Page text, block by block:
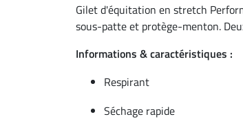
Gilet d'équitation en stretch
sous-patte et protège-menton.
Informations & caractéristiques :
Respirant
Séchage rapide